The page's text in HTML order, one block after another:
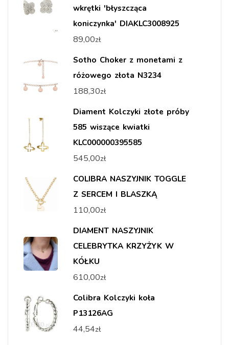
wkrętki 'błyszcząca
koniczynka' DIAKLC3008925
89,00zł
Sotho Choker z monetami z
różowego złota N3234
188,30zł
Diament Kolczyki złote próby
585 wiszące kwiatki
KLC000000395585
545,00zł
COLIBRA NASZYJNIK TOGGLE
Z SERCEM I BLASZKĄ
110,00zł
DIAMENT NASZYJNIK
CELEBRYTKA KRZYŻYK W
KÓŁKU
610,00zł
Colibra Kolczyki koła
P13126AG
44,54zł